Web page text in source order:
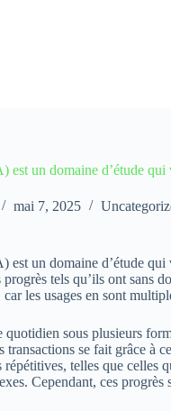
un domaine d’étude qui
mai 7, 2025
un domaine d’étude qui
tels qu’ils ont sans
les usages en sont
quotidien sous plusieurs
transactions se fait grâce à
répétitives, telles que celles
Cependant, ces